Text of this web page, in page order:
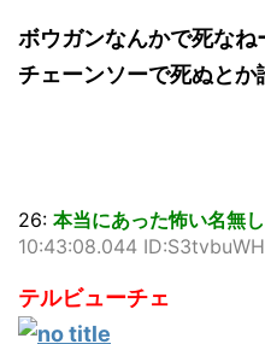
ボウガンなんかで死なね
チェーンソーで死ぬとか
26: 本当にあった怖い名無し
10:43:08.044
テルビューチェ